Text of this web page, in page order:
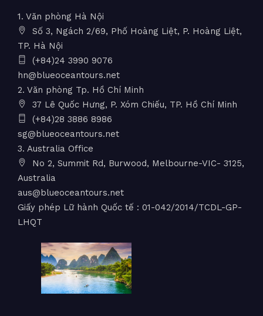
1. Văn phòng Hà Nội
Số 3, Ngách 2/69, Phố Hoàng Liệt, P. Hoàng Liệt,
TP. Hà Nội
(+84)24 3990 9076
hn@blueoceantours.net
2. Văn phòng Tp. Hồ Chí Minh
37 Lê Quốc Hưng, P. Xóm Chiếu, TP. Hồ Chí Minh
(+84)28 3886 8986
sg@blueoceantours.net
3. Australia Office
No 2, Summit Rd, Burwood, Melbourne-VIC- 3125,
Australia
aus@blueoceantours.net
Giấy phép Lữ hành Quốc tế : 01-042/2014/TCDL-GP-
LHQT